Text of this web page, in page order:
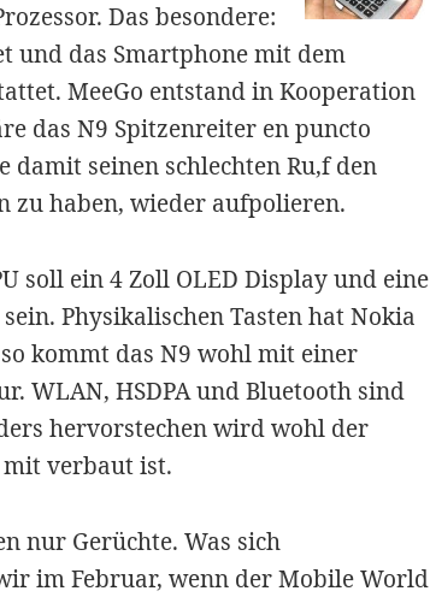
Das besondere:
und das Smartphone mit dem
MeeGo entstand in Kooperation
das N9 Spitzenreiter en puncto
seinen schlechten Ru,f den
zu haben, wieder aufpolieren.
soll ein 4 Zoll OLED Display und eine
Physikalischen Tasten hat Nokia
kommt das N9 wohl mit einer
WLAN, HSDPA und Bluetooth sind
hervorstechen wird wohl der
verbaut ist.
nur Gerüchte. Was sich
im Februar, wenn der Mobile World